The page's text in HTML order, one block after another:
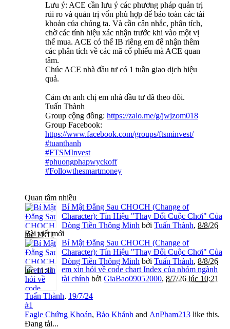
Lưu ý: ACE cần lưu ý các phương pháp quản trị
rủi ro và quản trị vốn phù hợp để bảo toàn các tài
khoản của chúng ta. Và cần cân nhắc, phân tích,
chờ các tính hiệu xác nhận trước khi vào một vị
thế mua. ACE có thể IB riêng em để nhận thêm
các phân tích về các mã cổ phiếu mà ACE quan
tâm.
Chúc ACE nhà đầu tư có 1 tuần giao dịch hiệu
quả.
Cảm ơn anh chị em nhà đầu tư đã theo dõi.
Tuấn Thành
Group cộng đồng: https://zalo.me/g/jwjzom018
Group Facebook:
https://www.facebook.com/groups/ftsminvest/
#tuanthanh
#FTSMInvest
#phuongphapwyckoff
#Followthesmartmoney
Quan tâm nhiều
Bí Mật Đằng Sau CHOCH (Change of
Character): Tín Hiệu "Thay Đổi Cuộc Chơi" Của
Dòng Tiền Thông Minh bởi Tuấn Thành, 8/8/26
lúc 11:11
Bài viết mới
Bí Mật Đằng Sau CHOCH (Change of
Character): Tín Hiệu "Thay Đổi Cuộc Chơi" Của
Dòng Tiền Thông Minh bởi Tuấn Thành, 8/8/26
lúc 11:11
em xin hỏi về code chart Index của nhóm ngành
tài chính bởi GiaBao09052000, 8/7/26 lúc 10:21
Tuấn Thành, 19/7/24
#1
Eagle Chứng Khoán, Bảo Khánh and AnPham213 like this.
Đang tải...